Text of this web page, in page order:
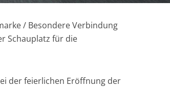
/ Besondere Verbindung
Schauplatz für die
der feierlichen Eröffnung der